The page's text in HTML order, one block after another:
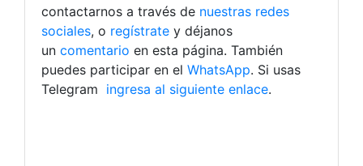
contactarnos a través de nuestras redes
sociales, o regístrate y déjanos
un comentario en esta página. También
puedes participar en el WhatsApp. Si usas
Telegram ingresa al siguiente enlace.